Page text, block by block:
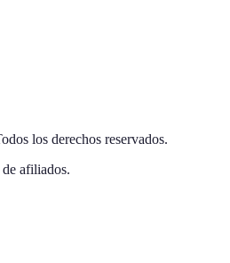
los derechos reservados.
afiliados.